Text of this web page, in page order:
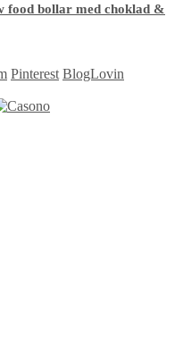
food bollar med choklad &
Pinterest BlogLovin